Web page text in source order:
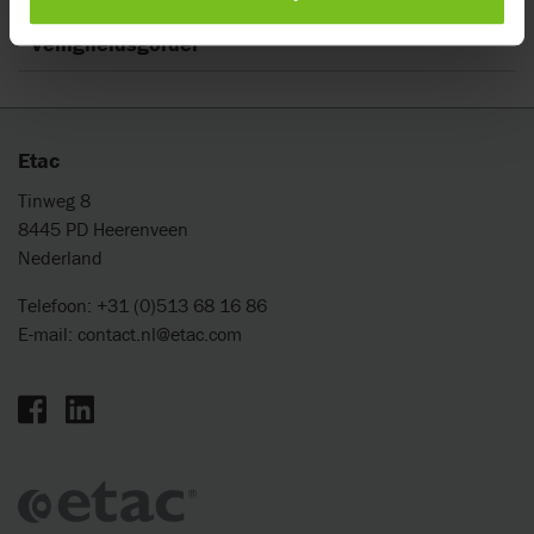
Veiligheidsgordel
Etac
Tinweg 8
8445 PD Heerenveen
Nederland
Telefoon: +31 (0)513 68 16 86
E-mail: contact.nl@etac.com